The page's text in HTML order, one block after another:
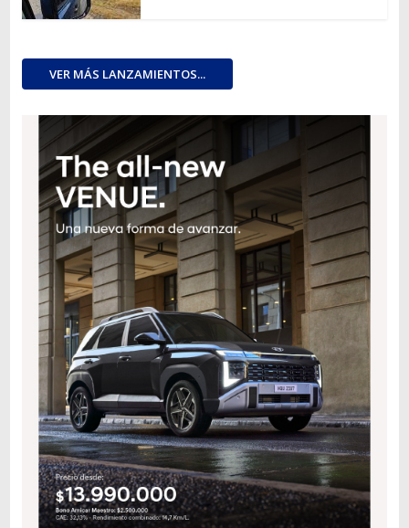
VER MÁS LANZAMIENTOS...